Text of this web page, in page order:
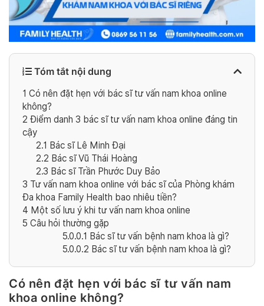
Tóm tắt nội dung
1 Có nên đặt hẹn với bác sĩ tư vấn nam khoa online
không?
2 Điểm danh 3 bác sĩ tư vấn nam khoa online đáng tin
cậy
2.1 Bác sĩ Lê Minh Đại
2.2 Bác sĩ Vũ Thái Hoàng
2.3 Bác sĩ Trần Phước Duy Bảo
3 Tư vấn nam khoa online với bác sĩ của Phòng khám
Đa khoa Family Health bao nhiêu tiền?
4 Một số lưu ý khi tư vấn nam khoa online
5 Câu hỏi thường gặp
5.0.0.1 Bác sĩ tư vấn bệnh nam khoa là gì?
5.0.0.2 Bác sĩ tư vấn bệnh nam khoa là gì?
Có nên đặt hẹn với bác sĩ tư vấn nam
khoa online không?